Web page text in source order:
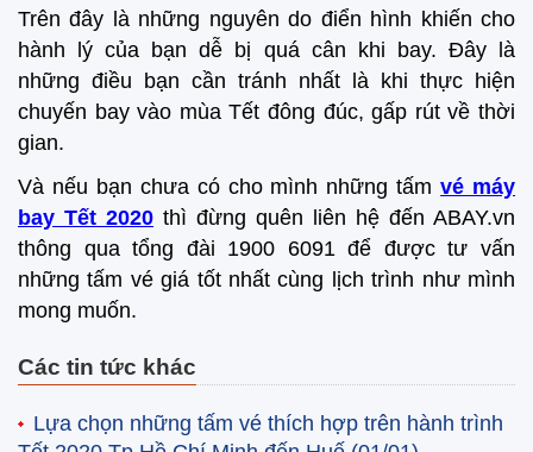
Trên đây là những nguyên do điển hình khiến cho
hành lý của bạn dễ bị quá cân khi bay. Đây là
những điều bạn cần tránh nhất là khi thực hiện
chuyến bay vào mùa Tết đông đúc, gấp rút về thời
gian.
Và nếu bạn chưa có cho mình những tấmvé máy
bay Tết 2020 thì đừng quên liên hệ đến ABAY.vn
thông qua tổng đài 1900 6091 để được tư vấn
những tấm vé giá tốt nhất cùng lịch trình như mình
mong muốn.
Các tin tức khác
Lựa chọn những tấm vé thích hợp trên hành trình